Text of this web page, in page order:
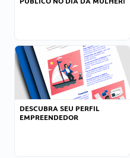
DESCUBRA SEU PERFIL
EMPREENDEDOR